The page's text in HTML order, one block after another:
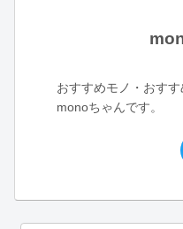
おすすめモノ・おすす
monoちゃんです。